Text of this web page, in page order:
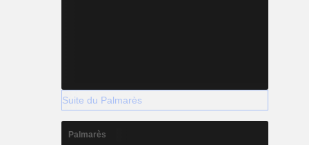
Suite du Palmarès
Palmarès